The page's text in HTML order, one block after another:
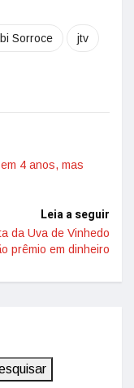
Sorroce jtv
4 anos, mas
Leia a seguir
da Uva de Vinhedo
prêmio em dinheiro